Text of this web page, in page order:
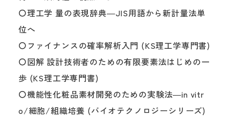
〇理工学 量の表現辞典―JIS用語から新計量法単
位へ
〇ファイナンスの確率解析入門 (KS理工学専門書)
〇図解 設計技術者のための有限要素法はじめの一
歩 (KS理工学専門書)
〇機能性化粧品素材開発のための実験法―in vitr
o/細胞/組織培養 (バイオテクノロジーシリーズ)